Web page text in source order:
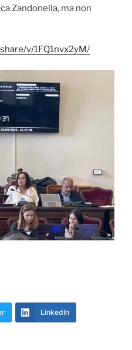
Zandonella, ma non
v/1FQ1nvx2yM/
LinkedIn